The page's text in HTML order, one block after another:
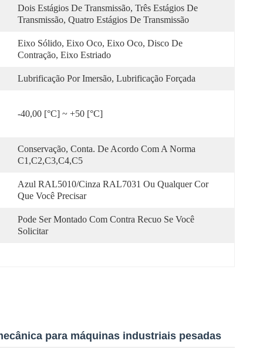
Dois Estágios De Transmissão, Três Estágios De
Transmissão, Quatro Estágios De Transmissão
Eixo Sólido, Eixo Oco, Eixo Oco, Disco De
Contração, Eixo Estriado
Lubrificação Por Imersão, Lubrificação Forçada
-40,00 [°C] ~ +50 [°C]
Conservação, Conta. De Acordo Com A Norma
C1,C2,C3,C4,C5
Azul RAL5010/Cinza RAL7031 Ou Qualquer Cor
Que Você Precisar
Pode Ser Montado Com Contra Recuo Se Você
Solicitar
para máquinas industriais pesadas